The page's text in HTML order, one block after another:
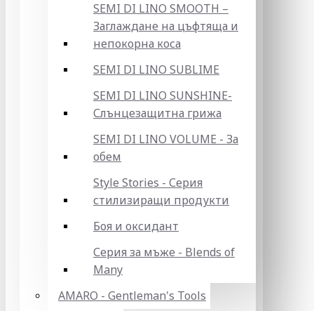
SEMI DI LINO SMOOTH –
Заглаждане на цъфтяща и
непокорна коса
SEMI DI LINO SUBLIME
SEMI DI LINO SUNSHINE-
Слънцезащитна грижа
SEMI DI LINO VOLUME - За
обем
Style Stories - Серия
стилизиращи продукти
Боя и оксидант
Серия за мъже - Blends of
Many
AMARO - Gentleman's Tools